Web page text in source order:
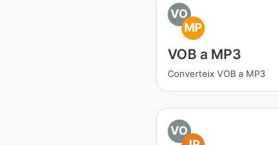
VO
MP
VOB a MP3
Converteix VOB a MP3
VO